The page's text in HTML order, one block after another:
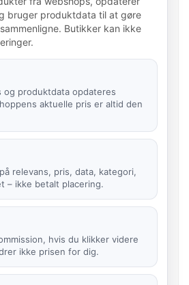
bruger produktdata til at gøre
Butikker kan ikke
og produktdata opdateres
aktuelle pris er altid den
relevans, pris, data, kategori,
– ikke betalt placering.
hvis du klikker videre
ikke prisen for dig.